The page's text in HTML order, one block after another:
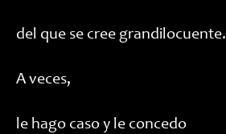
del que se cree grandilocuente.
A veces,
le hago caso y le concedo